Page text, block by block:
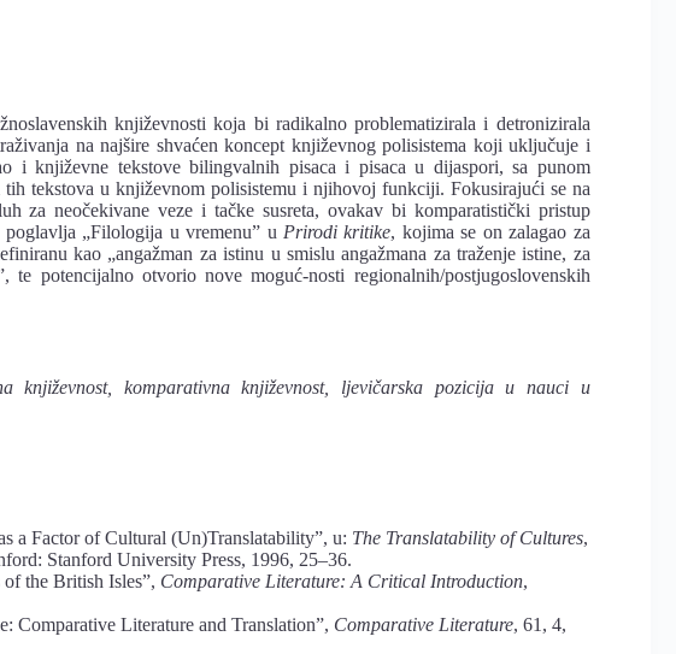
književnosti koja bi radikalno problematizirala i detronizirala
na najšire shvaćen koncept književnog polisistema koji uključuje i
i književne tekstove bilingvalnih pisaca i pisaca u dijaspori, sa punom
tekstova u književnom polisistemu i njihovoj funkciji. Fokusirajući se na
za neočekivane veze i tačke susreta, ovakav bi komparatistički pristup
„Filologija u vremenu” u Prirodi kritike, kojima se on zalagao za
kao „angažman za istinu u smislu angažmana za traženje istine, za
te potencijalno otvorio nove moguć-nosti regionalnih/postjugoslovenskih
književnost, komparativna književnost, ljevičarska pozicija u nauci u
a Factor of Cultural (Un)Translatability”, u: The Translatability of Cultures,
Stanford University Press, 1996, 25–36.
the British Isles”, Comparative Literature: A Critical Introduction,
Comparative Literature and Translation”, Comparative Literature, 61, 4,